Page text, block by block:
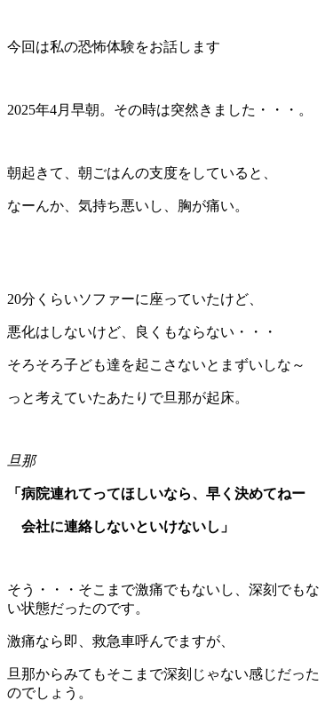
今回は私の恐怖体験をお話します
2025年4月早朝。その時は突然きました・・・。
朝起きて、朝ごはんの支度をしていると、
なーんか、気持ち悪いし、胸が痛い。
20分くらいソファーに座っていたけど、
悪化はしないけど、良くもならない・・・
そろそろ子ども達を起こさないとまずいしな～
っと考えていたあたりで旦那が起床。
旦那
「病院連れてってほしいなら、早く決めてねー
会社に連絡しないといけないし」
そう・・・そこまで激痛でもないし、深刻でもな
い状態だったのです。
激痛なら即、救急車呼んでますが、
旦那からみてもそこまで深刻じゃない感じだった
のでしょう。